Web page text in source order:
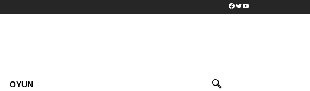
Facebook
TwitterYouTube
OYUN